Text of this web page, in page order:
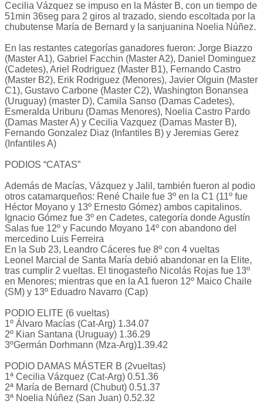
Cecilia Vázquez se impuso en la Máster B, con un tiempo de
51min 36seg para 2 giros al trazado, siendo escoltada por la
chubutense María de Bernard y la sanjuanina Noelia Núñez.
En las restantes categorías ganadores fueron: Jorge Biazzo
(Master A1), Gabriel Facchin (Master A2), Daniel Dominguez
(Cadetes), Ariel Rodriguez (Master B1), Fernando Castro
(Master B2), Erik Rodriguez (Menores), Javier Olguin (Master
C1), Gustavo Carbone (Master C2), Washington Bonansea
(Uruguay) (master D), Camila Sanso (Damas Cadetes),
Esmeralda Uriburu (Damas Menores), Noelia Castro Pardo
(Damas Master A) y Cecilia Vazquez (Damas Master B),
Fernando Gonzalez Diaz (Infantiles B) y Jeremias Gerez
(Infantiles A)
PODIOS “CATAS”
Además de Macías, Vázquez y Jalil, también fueron al podio
otros catamarqueños: René Chaile fue 3º en la C1 (11º fue
Héctor Moyano y 13º Ernesto Gómez) ambos capitalinos.
Ignacio Gómez fue 3º en Cadetes, categoría donde Agustín
Salas fue 12º y Facundo Moyano 14º con abandono del
mercedino Luis Ferreira
En la Sub 23, Leandro Cáceres fue 8º con 4 vueltas
Leonel Marcial de Santa María debió abandonar en la Elite,
tras cumplir 2 vueltas. El tinogasteño Nicolás Rojas fue 13º
en Menores; mientras que en la A1 fueron 12º Maico Chaile
(SM) y 13º Eduadro Navarro (Cap)
PODIO ELITE (6 vueltas)
1º Álvaro Macías (Cat-Arg) 1.34.07
2º Kian Santana (Uruguay) 1.36.29
3ºGermán Dorhmann (Mza-Arg)1.39.42
PODIO DAMAS MÁSTER B (2vueltas)
1ª Cecilia Vázquez (Cat-Arg) 0.51.36
2ª María de Bernard (Chubut) 0.51.37
3ª Noelia Núñez (San Juan) 0.52.32